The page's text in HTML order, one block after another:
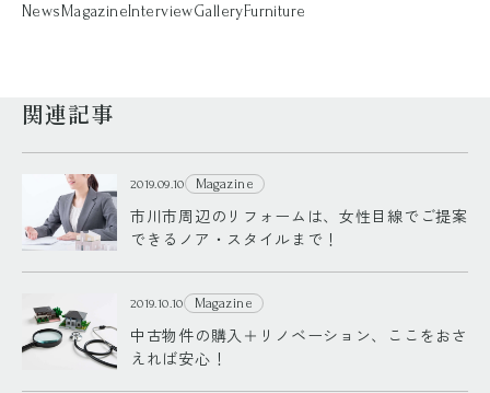
NewsMagazineInterviewGalleryFurniture
関連記事
2019.09.10 Magazine
市川市周辺のリフォームは、女性目線でご提案
できるノア・スタイルまで！
2019.10.10 Magazine
中古物件の購入＋リノベーション、ここをおさ
えれば安心！